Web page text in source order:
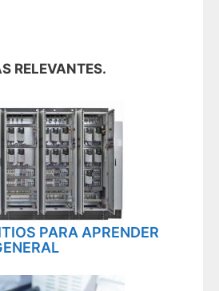
RELEVANTES.
PARA APRENDER